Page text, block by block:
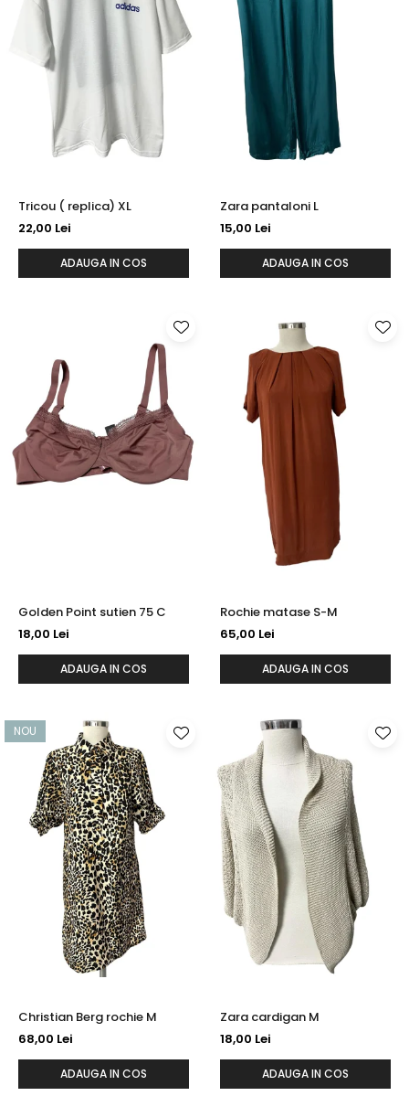
Tricou ( replica) XL
22,00 Lei
ADAUGA IN COS
Zara pantaloni L
15,00 Lei
ADAUGA IN COS
Golden Point sutien 75 C
18,00 Lei
ADAUGA IN COS
Rochie matase S-M
65,00 Lei
ADAUGA IN COS
NOU
Christian Berg rochie M
68,00 Lei
ADAUGA IN COS
Zara cardigan M
18,00 Lei
ADAUGA IN COS